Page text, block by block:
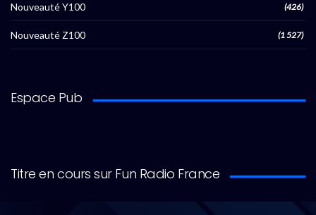
Nouveauté Y100 (426)
Nouveauté Z100 (1 527)
Espace Pub
Titre en cours sur Fun Radio France